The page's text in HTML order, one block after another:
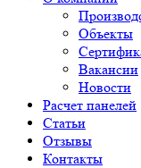
Объекты
Вакансии
Новости
Расчет панелей
Статьи
Отзывы
Контакты